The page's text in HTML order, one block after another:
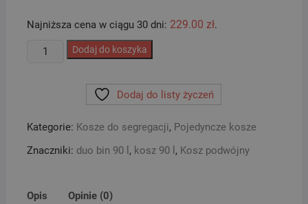
249.00 zł. 229.00 zł.
Najniższa cena w ciągu 30 dni: 229.00 zł.
ilość
do
segregacji
-
Dodaj do koszyka
Dodaj do listy życzeń
Kategorie: Kosze do segregacji, Pojedyncze kosze
Znaczniki: duo bin 90 l , kosz 90 l , Kosz podwójny
Opis Opinie (0)